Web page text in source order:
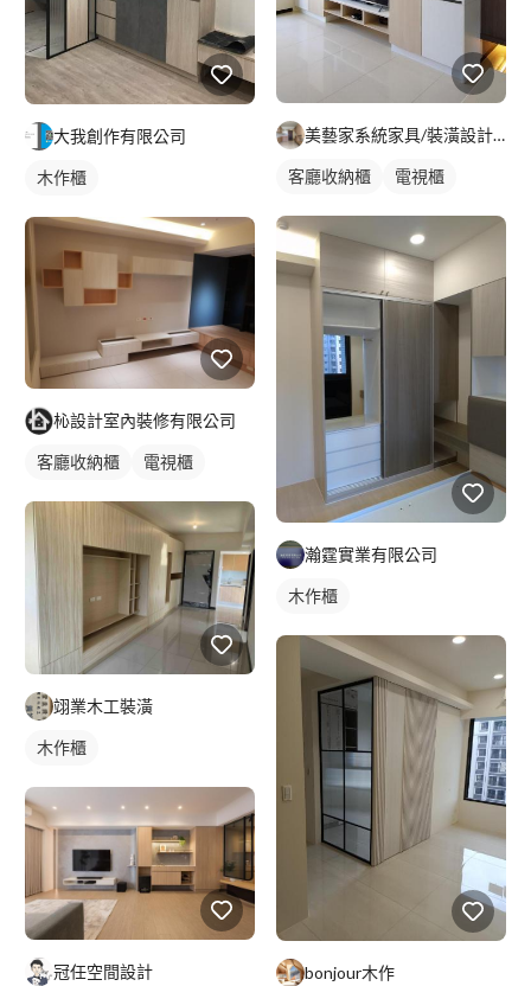
大我創作有限公司
木作櫃
杺設計室內裝修有限公司
客廳收納櫃 電視櫃
翊業木工裝潢
木作櫃
冠任空間設計
美藝家系統家具/裝潢設計/統包服務
客廳收納櫃 電視櫃
瀚霆實業有限公司
木作櫃
bonjour木作